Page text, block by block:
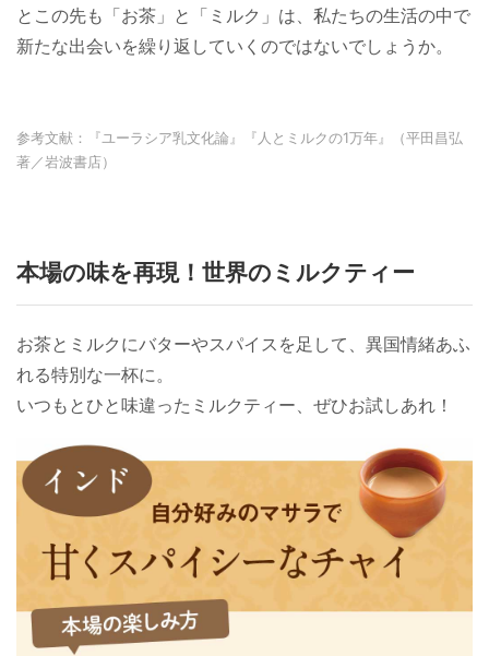
とこの先も「お茶」と「ミルク」は、私たちの生活の中で
新たな出会いを繰り返していくのではないでしょうか。
参考文献：『ユーラシア乳文化論』『人とミルクの1万年』（平田昌弘
著／岩波書店）
本場の味を再現！世界のミルクティー
お茶とミルクにバターやスパイスを足して、異国情緒あふ
れる特別な一杯に。
いつもとひと味違ったミルクティー、ぜひお試しあれ！